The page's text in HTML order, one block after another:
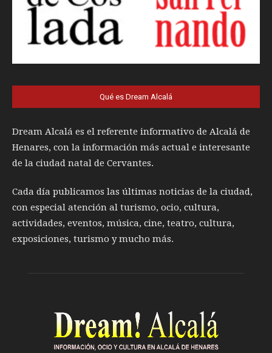
Qué es Dream Alcalá
Dream Alcalá es el referente informativo de Alcalá de
Henares, con la información más actual e interesante
de la ciudad natal de Cervantes.
Cada día publicamos las últimas noticias de la ciudad,
con especial atención al turismo, ocio, cultura,
actividades, eventos, música, cine, teatro, cultura,
exposiciones, turismo y mucho más.